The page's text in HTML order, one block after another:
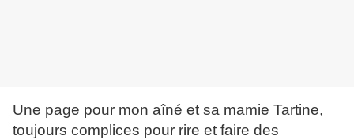
Une page pour mon aîné et sa mamie Tartine,
toujours complices pour rire et faire des